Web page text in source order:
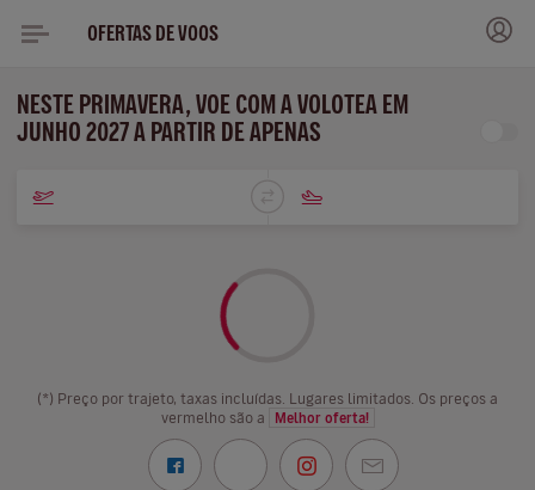
OFERTAS DE VOOS
NESTE PRIMAVERA, VOE COM A VOLOTEA EM
JUNHO 2027 A PARTIR DE APENAS
(*) Preço por trajeto, taxas incluídas. Lugares limitados. Os preços a
vermelho são a
Melhor oferta!